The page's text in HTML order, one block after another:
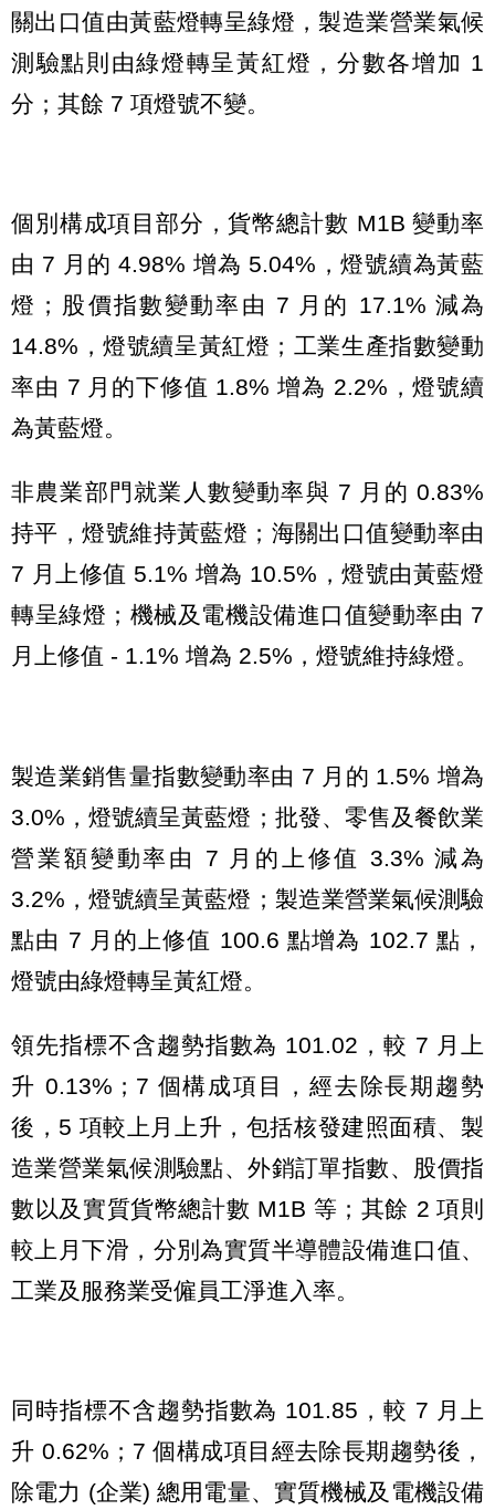
關出口值由黃藍燈轉呈綠燈，製造業營業氣候
測驗點則由綠燈轉呈黃紅燈，分數各增加 1
分；其餘 7 項燈號不變。
個別構成項目部分，貨幣總計數 M1B 變動率
由 7 月的 4.98% 增為 5.04%，燈號續為黃藍
燈；股價指數變動率由 7 月的 17.1% 減為
14.8%，燈號續呈黃紅燈；工業生產指數變動
率由 7 月的下修值 1.8% 增為 2.2%，燈號續
為黃藍燈。
非農業部門就業人數變動率與 7 月的 0.83%
持平，燈號維持黃藍燈；海關出口值變動率由
7 月上修值 5.1% 增為 10.5%，燈號由黃藍燈
轉呈綠燈；機械及電機設備進口值變動率由 7
月上修值 - 1.1% 增為 2.5%，燈號維持綠燈。
製造業銷售量指數變動率由 7 月的 1.5% 增為
3.0%，燈號續呈黃藍燈；批發、零售及餐飲業
營業額變動率由 7 月的上修值 3.3% 減為
3.2%，燈號續呈黃藍燈；製造業營業氣候測驗
點由 7 月的上修值 100.6 點增為 102.7 點，
燈號由綠燈轉呈黃紅燈。
領先指標不含趨勢指數為 101.02，較 7 月上
升 0.13%；7 個構成項目，經去除長期趨勢
後，5 項較上月上升，包括核發建照面積、製
造業營業氣候測驗點、外銷訂單指數、股價指
數以及實質貨幣總計數 M1B 等；其餘 2 項則
較上月下滑，分別為實質半導體設備進口值、
工業及服務業受僱員工淨進入率。
同時指標不含趨勢指數為 101.85，較 7 月上
升 0.62%；7 個構成項目經去除長期趨勢後，
除電力 (企業) 總用電量、實質機械及電機設備